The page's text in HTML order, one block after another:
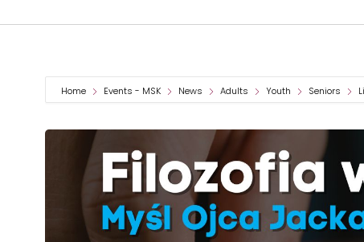
Home Events - MSK News Adults Youth Seniors